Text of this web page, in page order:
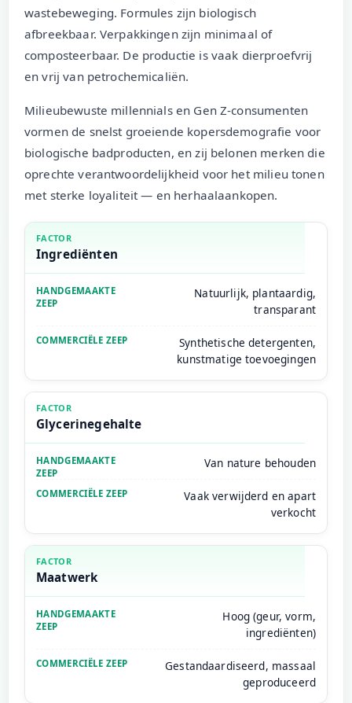
wastebeweging. Formules zijn biologisch
afbreekbaar. Verpakkingen zijn minimaal of
composteerbaar. De productie is vaak dierproefvrij
en vrij van petrochemicaliën.
Milieubewuste millennials en Gen Z-consumenten
vormen de snelst groeiende kopersdemografie voor
biologische badproducten, en zij belonen merken die
oprechte verantwoordelijkheid voor het milieu tonen
met sterke loyaliteit — en herhaalaankopen.
Ingrediënten
Natuurlijk, plantaardig,
transparant
Synthetische detergenten,
kunstmatige toevoegingen
Glycerinegehalte
Van nature behouden
Vaak verwijderd en apart
verkocht
Maatwerk
Hoog (geur, vorm,
ingrediënten)
Gestandaardiseerd, massaal
geproduceerd